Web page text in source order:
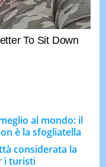
al mondo: il
è la sfogliatella
considerata la
i turisti